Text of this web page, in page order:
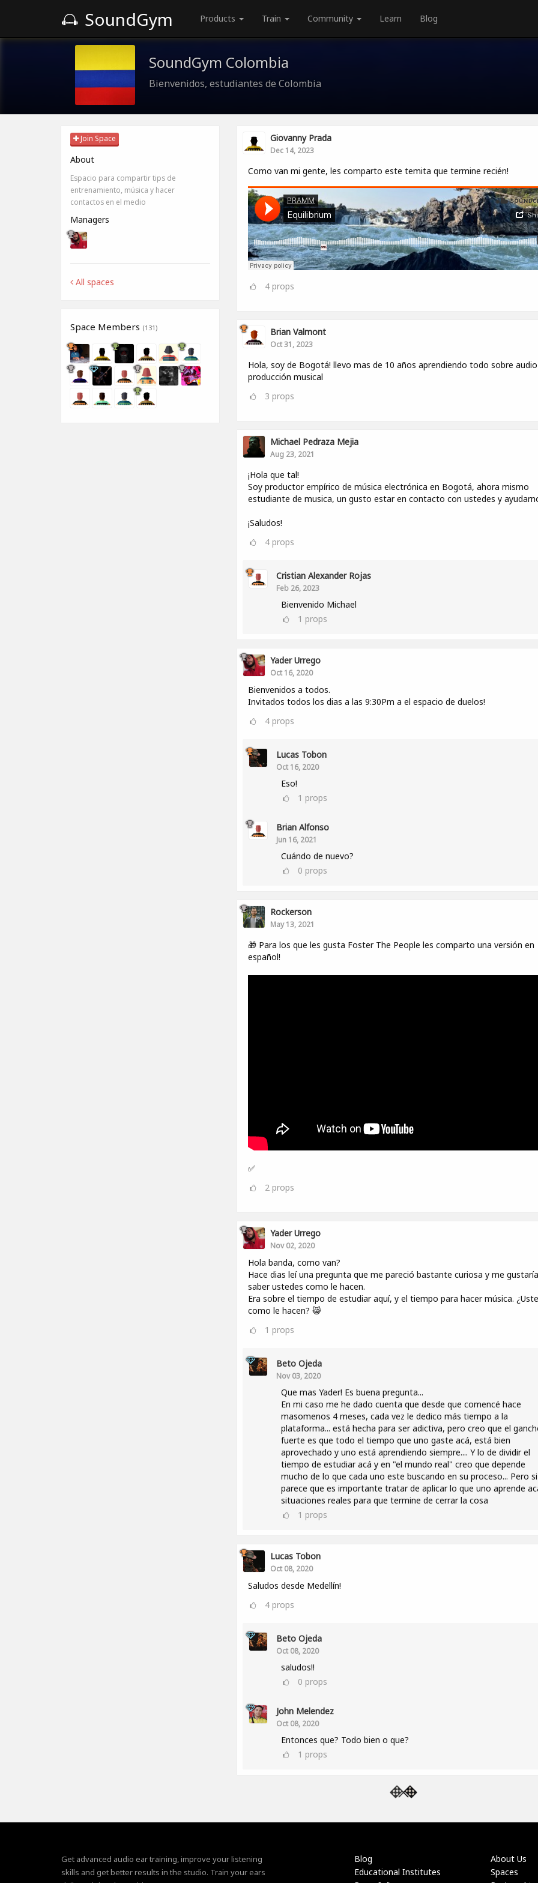
SoundGym Products Train Community Learn Blog
SoundGym Colombia
Bienvenidos, estudiantes de Colombia
Join Space
About
Espacio para compartir tips de
entrenamiento, música y hacer
contactos en el medio
Managers
All spaces
Space Members (131)
Giovanny Prada
Dec 14, 2023
Como van mi gente, les comparto este temita que termine recién!
4props
Brian Valmont
Oct 31, 2023
Hola, soy de Bogotá! llevo mas de 10 años aprendiendo todo sobre
producción musical
3 props
Michael Pedraza Mejia
Aug 23, 2021
¡Hola que tal!
Soy productor empírico de música electrónica en Bogotá, ahora mismo
estudiante de musica, un gusto estar en contacto con ustedes y
¡Saludos!
4props
Cristian Alexander Rojas
Feb 26, 2023
Bienvenido Michael
1 props
Yader Urrego
Oct 16, 2020
Bienvenidos a todos.
Invitados todos los dias a las 9:30Pm a el espacio de duelos!
4props
Lucas Tobon
Oct 16, 2020
Eso!
1 props
Brian Alfonso
Jun 16, 2021
Cuándo de nuevo?
0 props
Rockerson
May 13, 2021
🎁 Para los que les gusta Foster The People les comparto una versión en
español!
✅
2 props
Yader Urrego
Nov 02, 2020
Hola banda, como van?
Hace dias leí una pregunta que me pareció bastante curiosa y me gustaría
saber ustedes como le hacen.
Era sobre el tiempo de estudiar aquí, y el tiempo para hacer música.
como le hacen? 😸
1 props
Beto Ojeda
Nov 03, 2020
Que mas Yader! Es buena pregunta...
En mi caso me he dado cuenta que desde que comencé hace
masomenos 4 meses, cada vez le dedico más tiempo a la
plataforma... está hecha para ser adictiva, pero creo que el
fuerte es que todo el tiempo que uno gaste acá, está bien
aprovechado y uno está aprendiendo siempre.... Y lo de dividir el
tiempo de estudiar acá y en "el mundo real" creo que depende
mucho de lo que cada uno este buscando en su proceso... Pero
parece que es importante tratar de aplicar lo que uno aprende
situaciones reales para que termine de cerrar la cosa
1 props
Lucas Tobon
Oct 08, 2020
Saludos desde Medellín!
4props
Beto Ojeda
Oct 08, 2020
saludos!!
0 props
John Melendez
Oct 08, 2020
Entonces que? Todo bien o que?
1 props
Get advanced audio ear training, improve your listening
skills and get better results in the studio. Train your ears
Blog
Educational Institutes
About Us
Spaces